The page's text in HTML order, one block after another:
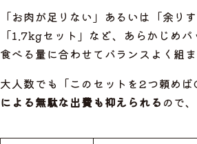
「お肉が足りない」あるいは「余り
「1.7kgセット」など、あらかじめ
食べる量に合わせてバランスよく組
大人数でも「このセットを2つ頼め
による無駄な出費も抑えられる ので